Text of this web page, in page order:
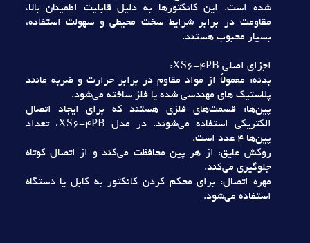
شده است. اين کانکتورها به دليل قابليت اطمينان بالا،
مقاومت در برابر شرايط سخت محيطي و سهولت استفاده،
بسيار محبوب هستند.
اجزاي اصلي XS6-4PB:
بدنه: معمولاً از مواد مقاوم در برابر حرارت و ضربه مانند
پلاستيک هاي مهندسي شده يا فلز ساخته مي‌شود.
پين‌ها: قسمت‌هاي فلزي هستند که براي ايجاد اتصال
الکتريکي استفاده مي‌شوند. در مدل XS6-4PB، تعداد
پين‌ها 4 عدد است.
روکش عايق: از هر پين محافظت مي‌کند و از اتصال کوتاه
جلوگيري مي‌کند.
مهره اتصال: براي محکم کردن کانکتور به کابل يا دستگاه
استفاده مي‌شود.